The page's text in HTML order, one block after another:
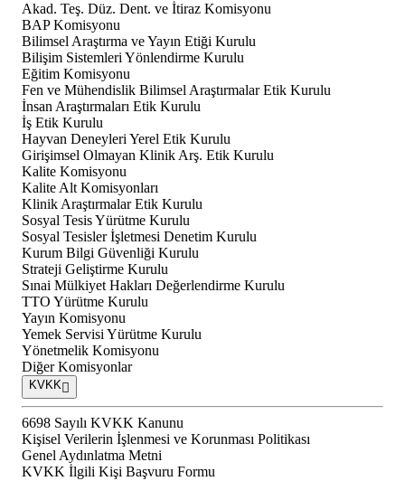
Akad. Teş. Düz. Dent. ve İtiraz Komisyonu
BAP Komisyonu
Bilimsel Araştırma ve Yayın Etiği Kurulu
Bilişim Sistemleri Yönlendirme Kurulu
Eğitim Komisyonu
Fen ve Mühendislik Bilimsel Araştırmalar Etik Kurulu
İnsan Araştırmaları Etik Kurulu
İş Etik Kurulu
Hayvan Deneyleri Yerel Etik Kurulu
Girişimsel Olmayan Klinik Arş. Etik Kurulu
Kalite Komisyonu
Kalite Alt Komisyonları
Klinik Araştırmalar Etik Kurulu
Sosyal Tesis Yürütme Kurulu
Sosyal Tesisler İşletmesi Denetim Kurulu
Kurum Bilgi Güvenliği Kurulu
Strateji Geliştirme Kurulu
Sınai Mülkiyet Hakları Değerlendirme Kurulu
TTO Yürütme Kurulu
Yayın Komisyonu
Yemek Servisi Yürütme Kurulu
Yönetmelik Komisyonu
Diğer Komisyonlar
KVKK
6698 Sayılı KVKK Kanunu
Kişisel Verilerin İşlenmesi ve Korunması Politikası
Genel Aydınlatma Metni
KVKK İlgili Kişi Başvuru Formu